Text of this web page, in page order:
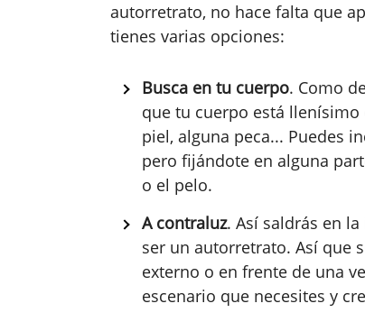
autorretrato, no hace falta que
tienes varias opciones:
Busca en tu cuerpo. Como
que tu cuerpo está
piel, alguna peca... Puedes
pero fijándote en alguna
o el pelo.
A contraluz. Así saldrás en
ser un autorretrato. Así que
externo o en frente de una
escenario que necesites y